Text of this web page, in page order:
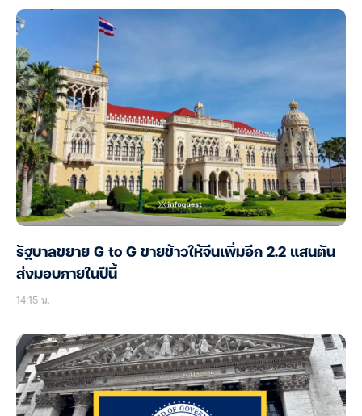
รัฐบาลขยาย G to G ขายข้าวให้จีนเพิ่มอีก 2.2 แสนตัน
ส่งมอบภายในปีนี้
14:15 น.